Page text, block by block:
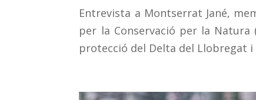
Entrevista a Montserrat Jané,
per la Conservació per la Natura
protecció del Delta del Llobregat